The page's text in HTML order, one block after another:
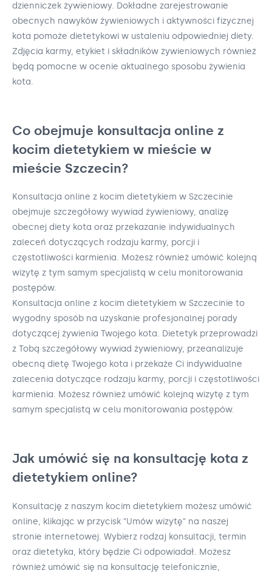
dzienniczek żywieniowy. Dokładne zarejestrowanie
obecnych nawyków żywieniowych i aktywności fizycznej
kota pomoże dietetykowi w ustaleniu odpowiedniej diety.
Zdjęcia karmy, etykiet i składników żywieniowych również
będą pomocne w ocenie aktualnego sposobu żywienia
kota.
Co obejmuje konsultacja online z
kocim dietetykiem w mieście w
mieście Szczecin?
Konsultacja online z kocim dietetykiem w Szczecinie
obejmuje szczegółowy wywiad żywieniowy, analizę
obecnej diety kota oraz przekazanie indywidualnych
zaleceń dotyczących rodzaju karmy, porcji i
częstotliwości karmienia. Możesz również umówić kolejną
wizytę z tym samym specjalistą w celu monitorowania
postępów.
Konsultacja online z kocim dietetykiem w Szczecinie to
wygodny sposób na uzyskanie profesjonalnej porady
dotyczącej żywienia Twojego kota. Dietetyk przeprowadzi
z Tobą szczegółowy wywiad żywieniowy, przeanalizuje
obecną dietę Twojego kota i przekaże Ci indywidualne
zalecenia dotyczące rodzaju karmy, porcji i częstotliwości
karmienia. Możesz również umówić kolejną wizytę z tym
samym specjalistą w celu monitorowania postępów.
Jak umówić się na konsultację kota z
dietetykiem online?
Konsultację z naszym kocim dietetykiem możesz umówić
online, klikając w przycisk "Umów wizytę" na naszej
stronie internetowej. Wybierz rodzaj konsultacji, termin
oraz dietetyka, który będzie Ci odpowiadał. Możesz
również umówić się na konsultację telefonicznie,